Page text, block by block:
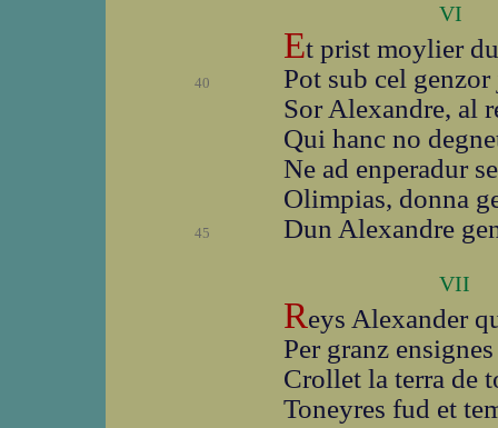
VI
Et prist moylier
40
Pot sub cel genzor
Sor Alexandre, al
Qui hanc no
Ne ad enperadur
Olimpias, donna
45 Dun Alexandre
VII
Reys Alexander
Per granz
Crollet la terra de
Toneyres fud et